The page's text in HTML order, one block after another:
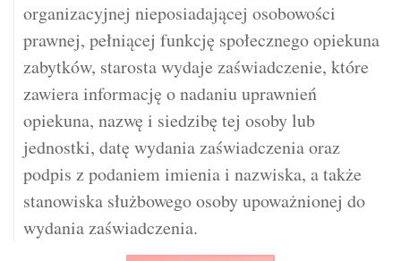
organizacyjnej nieposiadającej osobowości
prawnej, pełniącej funkcję społecznego opiekuna
zabytków, starosta wydaje zaświadczenie, które
zawiera informację o nadaniu uprawnień
opiekuna, nazwę i siedzibę tej osoby lub
jednostki, datę wydania zaświadczenia oraz
podpis z podaniem imienia i nazwiska, a także
stanowiska służbowego osoby upoważnionej do
wydania zaświadczenia.